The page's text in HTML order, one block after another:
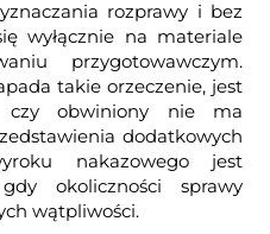
rozprawy i bez
wyłącznie na materiale
przygotowawczym.
takie orzeczenie, jest
czy obwiniony nie ma
dodatkowych
nakazowego jest
okoliczności sprawy
wątpliwości.